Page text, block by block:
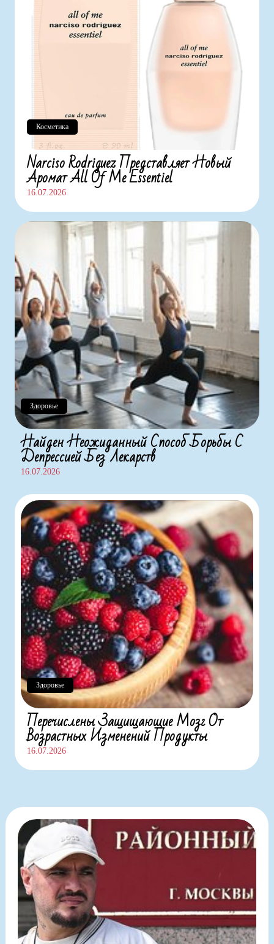
Narciso Rodriguez Представляет Новый
Аромат All Of Me Essentiel
16.07.2026
Косметика
Здоровье
Найден Неожиданный Способ Борьбы С
Депрессией Без Лекарств
16.07.2026
Перечислены Защищающие Мозг От
Возрастных Изменений Продукты
16.07.2026
Здоровье